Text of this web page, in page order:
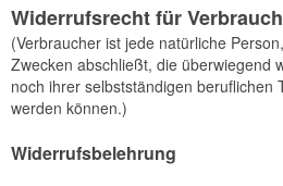
Widerrufsrecht für
(Verbraucher ist jede natürliche
Zwecken abschließt, die überwiegend
noch ihrer selbstständigen beruflichen
werden können.)
Widerrufsbelehrung